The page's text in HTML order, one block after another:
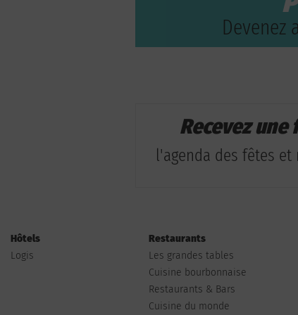
Devenez
Recevez
l'agenda des fêtes
Hôtels
Logis
Restaurants
Les grandes tables
Cuisine bourbonnaise
Restaurants & Bars
Cuisine du monde